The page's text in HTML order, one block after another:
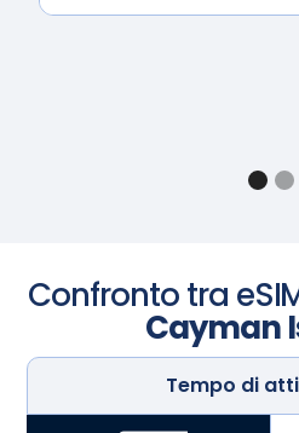
Confronto tra
Cayman
Tempo di